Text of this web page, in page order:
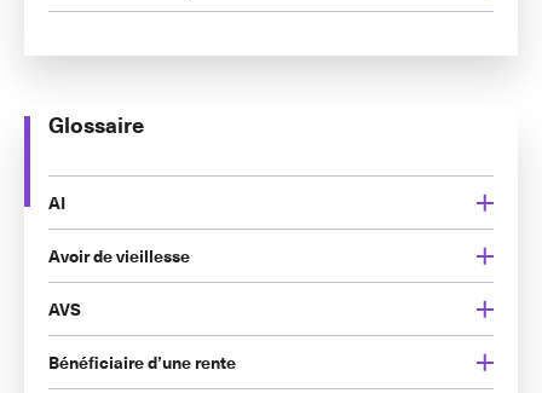
Glossaire
AI
Avoir de vieillesse
AVS
Bénéficiaire d’une rente